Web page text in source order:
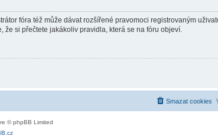
fóra též může dávat rozšířené pravomoci registrovaným
si přečtete jakákoliv pravidla, která se na fóru objeví.
Smazat cookies
© phpBB Limited